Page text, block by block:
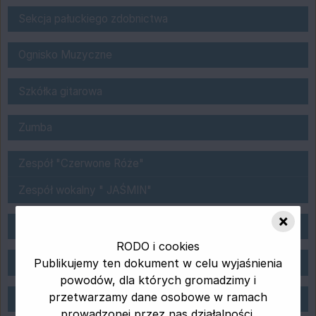
Sekcja Origami
Sekcja pałuckiego zdobnictwa
Ognisko Muzyczne
Ognisko Muzyczne
Szkółka gitarowa
Szkółka gitarowa
NOWOŚĆ ZUMBA w ŻDK !
Zumba
Zespoły w ŻDK
Zespół "Czerwone Róże"
Zespół wokalny " JAŚMIN"
Sekcja Skrzypiec
Sekcja Skrzypiec I
Deklaracja dostępności
Deklaracja dostępności
×
RODO i cookies
Publikujemy ten dokument w celu wyjaśnienia
powodów, dla których gromadzimy i
przetwarzamy dane osobowe w ramach